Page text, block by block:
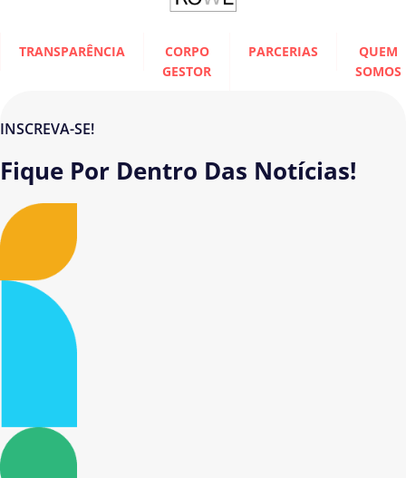
TRANSPARÊNCIA
CORPO
GESTOR
PARCERIAS
QUEM
SOMOS
INSCREVA-SE!
Fique Por Dentro Das Notícias!